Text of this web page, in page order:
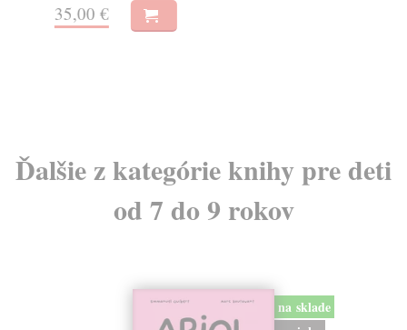
35,00 €
Ďalšie z kategórie knihy pre deti
od 7 do 9 rokov
na sklade